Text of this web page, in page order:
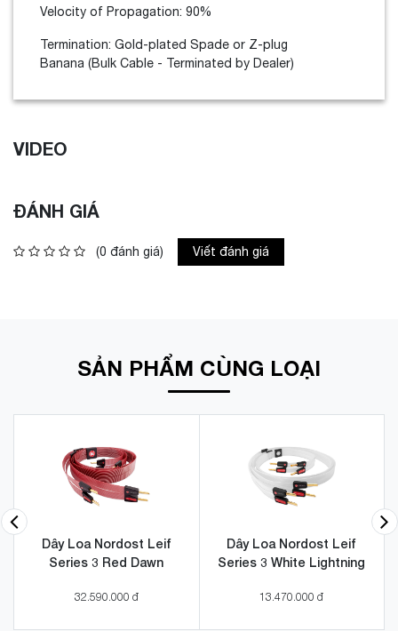
Velocity of Propagation: 90%
Termination: Gold-plated Spade or Z-plug
Banana (Bulk Cable - Terminated by Dealer)
VIDEO
ĐÁNH GIÁ
(0 đánh giá) Viết đánh giá
SẢN PHẨM CÙNG LOẠI
Dây Loa Nordost Leif
Series 3 Red Dawn
32.590.000 đ
Dây Loa Nordost Leif
Series 3 White Lightning
13.470.000 đ